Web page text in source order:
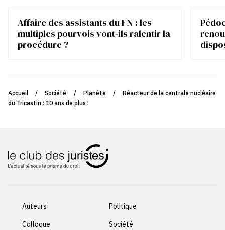
Affaire des assistants du FN : les
multiples pourvois vont-ils ralentir la
procédure ?
Accueil / Société / Planète /
Réacteur de la centrale nucléaire
du Tricastin : 10 ans de plus !
Auteurs
Colloque
Politique
Société